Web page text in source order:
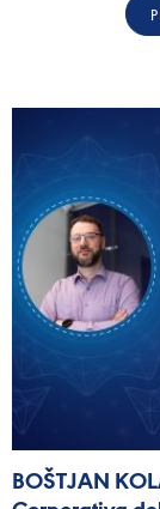
BOŠTJAN